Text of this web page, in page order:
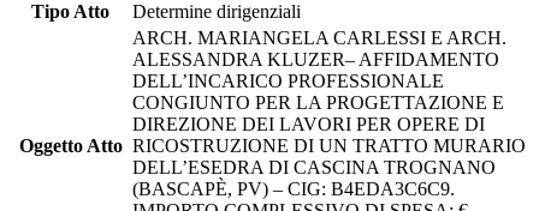
Tipo Atto
Determine dirigenziali
Oggetto Atto
ARCH. MARIANGELA CARLESSI E ARCH.
ALESSANDRA KLUZER– AFFIDAMENTO
DELL’INCARICO PROFESSIONALE
CONGIUNTO PER LA PROGETTAZIONE E
DIREZIONE DEI LAVORI PER OPERE DI
RICOSTRUZIONE DI UN TRATTO MURARIO
DELL’ESEDRA DI CASCINA TROGNANO
(BASCAPÈ, PV) – CIG: B4EDA3C6C9.